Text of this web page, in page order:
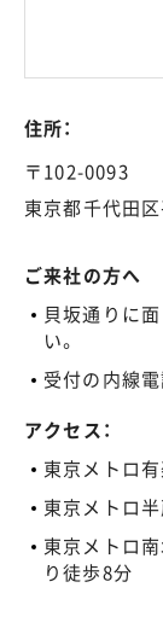
住所：
〒102-0093
東京都千代田
ご来社の方へ
貝坂通りに
い。
受付の内線
アクセス：
東京メトロ
東京メトロ
東京メトロ南
り徒歩8分